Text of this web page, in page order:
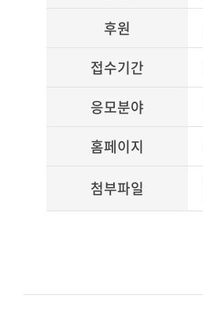
후원
접수기간
응모분야
홈페이지
첨부파일